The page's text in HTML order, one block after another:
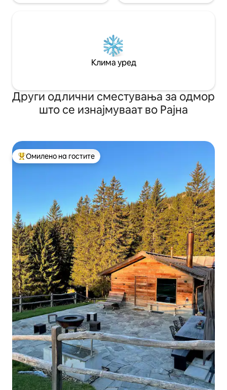
Клима уред
Други одлични сместувања за одмор
што се изнајмуваат во Рајна
Меѓу најуспешните „Омилени на гостите“
Омилено на гостите